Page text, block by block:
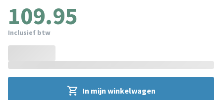
109.95
Inclusief btw
In mijn winkelwagen